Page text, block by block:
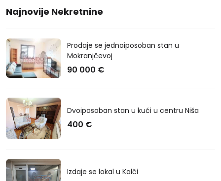
Najnovije Nekretnine
Prodaje se jednoiposoban stan u
Mokranjčevoj
90 000 €
Dvoiposoban stan u kući u centru Niša
400 €
Izdaje se lokal u Kalči